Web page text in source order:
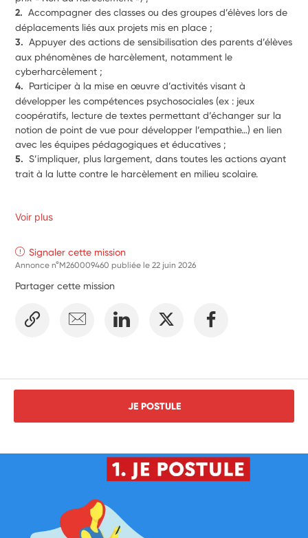
2. Accompagner des classes ou des groupes d’élèves lors de
déplacements liés aux projets mis en place ;
3. Appuyer des actions de sensibilisation des parents d’élèves
aux phénomènes de harcèlement, notamment le
cyberharcèlement ;
4. Participer à la mise en œuvre d’activités visant à
développer les compétences psychosociales (ex : jeux
coopératifs, lecture de textes permettant d’échanger sur la
notion de point de vue pour développer l’empathie…) en lien
avec les équipes pédagogiques et éducatives ;
5. S’impliquer, plus largement, dans toutes les actions ayant
trait à la lutte contre le harcèlement en milieu scolaire.
Voir plus
Signaler cette mission
Annonce n°M260009460 publiée le22 juin 2026
Partager cette mission
JE POSTULE